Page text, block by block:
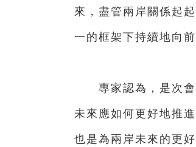
來，盡管兩岸關係起
一的框架下持續地向
專家認為，是次會
未來應如何更好地推
也是為兩岸未來的更